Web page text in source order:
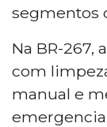
segmentos
Na BR-267,
com
manual e